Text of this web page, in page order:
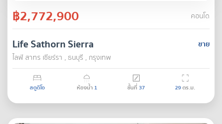
฿2,772,900 คอนโด
ขาย
Life Sathorn Sierra
ไลฟ์ สาทร เซียร์รา , ธนบุรี , กรุงเทพ
สตูดิโอ ห้องน้ำ 1 ชั้นที่37 29ตร.ม.